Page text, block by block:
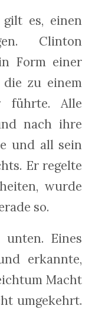
es, einen
Clinton
Form einer
die zu einem
führte. Alle
nach ihre
und all sein
Er regelte
wurde
so.
Eines
erkannte,
Macht
umgekehrt.